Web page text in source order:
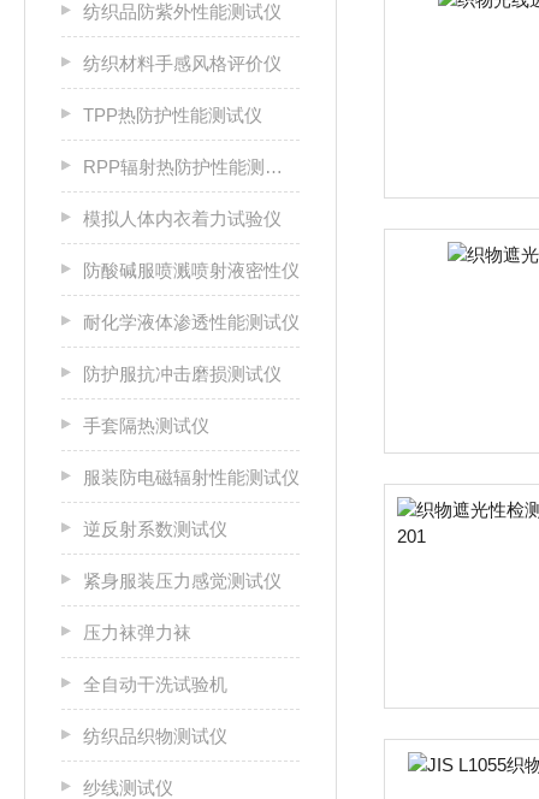
纺织品防紫外性能测试仪
纺织材料手感风格评价仪
TPP热防护性能测试仪
RPP辐射热防护性能测试仪
模拟人体内衣着力试验仪
防酸碱服喷溅喷射液密性仪
耐化学液体渗透性能测试仪
防护服抗冲击磨损测试仪
手套隔热测试仪
服装防电磁辐射性能测试仪
逆反射系数测试仪
紧身服装压力感觉测试仪
压力袜弹力袜
全自动干洗试验机
纺织品织物测试仪
纱线测试仪